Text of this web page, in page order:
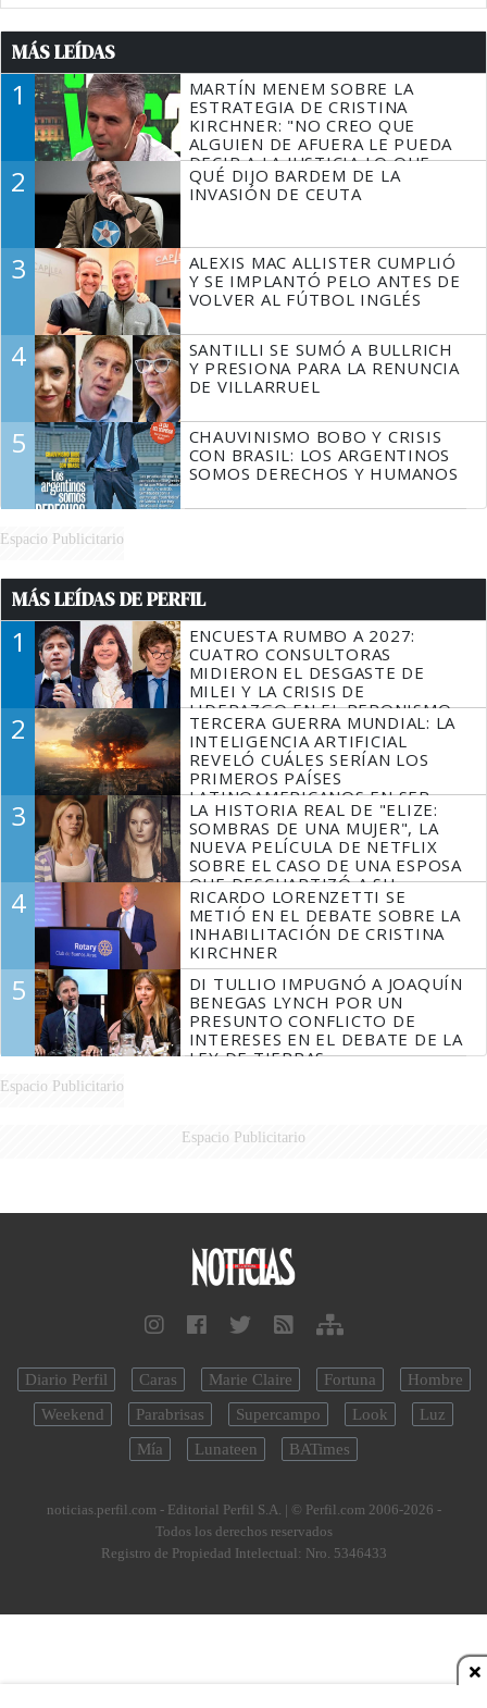
MÁS LEÍDAS
1
MARTÍN MENEM SOBRE LA
ESTRATEGIA DE CRISTINA
KIRCHNER: "NO CREO QUE
ALGUIEN DE AFUERA LE PUEDA
DECIR A LA JUSTICIA LO QUE
TIENE QUE HACER"
2
QUÉ DIJO BARDEM DE LA
INVASIÓN DE CEUTA
3
ALEXIS MAC ALLISTER CUMPLIÓ
Y SE IMPLANTÓ PELO ANTES DE
VOLVER AL FÚTBOL INGLÉS
4
SANTILLI SE SUMÓ A BULLRICH
Y PRESIONA PARA LA RENUNCIA
DE VILLARRUEL
5
CHAUVINISMO BOBO Y CRISIS
CON BRASIL: LOS ARGENTINOS
SOMOS DERECHOS Y HUMANOS
Espacio Publicitario
MÁS LEÍDAS DE PERFIL
1
ENCUESTA RUMBO A 2027:
CUATRO CONSULTORAS
MIDIERON EL DESGASTE DE
MILEI Y LA CRISIS DE
LIDERAZGO EN EL PERONISMO
2
TERCERA GUERRA MUNDIAL: LA
INTELIGENCIA ARTIFICIAL
REVELÓ CUÁLES SERÍAN LOS
PRIMEROS PAÍSES
LATINOAMERICANOS EN SER
DERROTADOS
3
LA HISTORIA REAL DE "ELIZE:
SOMBRAS DE UNA MUJER", LA
NUEVA PELÍCULA DE NETFLIX
SOBRE EL CASO DE UNA ESPOSA
QUE DESCUARTIZÓ A SU
MARIDO
4
RICARDO LORENZETTI SE
METIÓ EN EL DEBATE SOBRE LA
INHABILITACIÓN DE CRISTINA
KIRCHNER
5
DI TULLIO IMPUGNÓ A JOAQUÍN
BENEGAS LYNCH POR UN
PRESUNTO CONFLICTO DE
INTERESES EN EL DEBATE DE LA
LEY DE TIERRAS
Espacio Publicitario
Espacio Publicitario
Diario Perfil Caras Marie Claire Fortuna
Hombre
Weekend
Parabrisas Supercampo Look
Luz
Mía
Lunateen BATimes
noticias.perfil.com - Editorial Perfil S.A. | © Perfil.com 2006-2026 -
Todos los derechos reservados
Registro de Propiedad Intelectual: Nro. 5346433